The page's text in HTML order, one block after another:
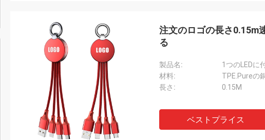
注文のロゴの長さ0.15m
る
製品名:
1つのLEDに
材料:
TPE.Pureの
長さ:
0.15M
ベストプライス